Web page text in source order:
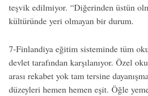
teşvik edilmiyor. “Diğerinden üstün
kültüründe yeri olmayan bir durum.
7-Finlandiya eğitim sisteminde tüm
devlet tarafından karşılanıyor. Özel
arası rekabet yok tam tersine
düzeyleri hemen hemen eşit. Öğle